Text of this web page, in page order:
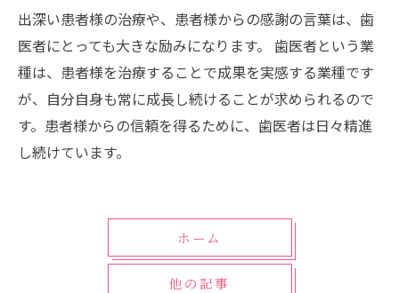
出深い患者様の治療や、患者様からの感謝の言葉は、歯
医者にとっても大きな励みになります。 歯医者という業
種は、患者様を治療することで成果を実感する業種です
が、自分自身も常に成長し続けることが求められるので
す。患者様からの信頼を得るために、歯医者は日々精進
し続けています。
ホーム
他の記事